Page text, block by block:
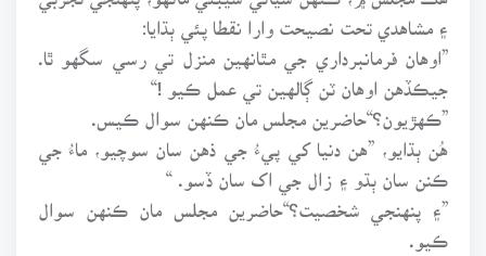
۽ مشاهدي تحت نصيحت وارا نقطا پئي ٻڌايا:
”اوهان فرمانبرداري جي مٿانهين منزل تي رسي سگهو ٿا.
جيڪڏهن اوهان ٽن ڳالهين تي عمل ڪيو !ٰ“
”ڪهڙيون؟“حاضرين مجلس مان ڪنهن سوال ڪيس.
هُن ٻڌايو، ”هن دنيا کي پيءُ جي ذهن سان سوچيو، ماءُ جي
ڪنن سان ٻڌو ۽ زال جي اک سان ڏسو. “
”۽ پنهنجي شخصيت؟“حاضرين مجلس مان ڪنهن سوال